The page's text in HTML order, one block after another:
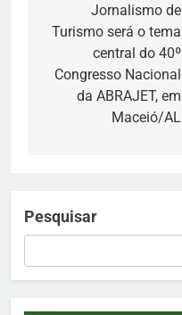
Post
Jornalismo de
Turismo será o tema
central do 40º
Congresso Nacional
da ABRAJET, em
Maceió/AL
Pesquisar